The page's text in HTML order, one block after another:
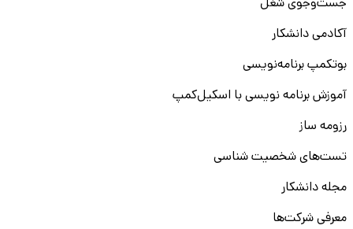
جست‌و‌جوی شغل
آکادمی دانشکار
بوتکمپ برنامه‌نویسی
آموزش برنامه نویسی با اسکیل‌کمپ
رزومه ساز
تست‌های شخصیت شناسی
مجله دانشکار
معرفی شرکت‌ها